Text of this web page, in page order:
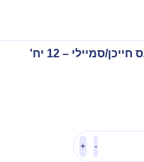
סמיילי – 12 יח'
+